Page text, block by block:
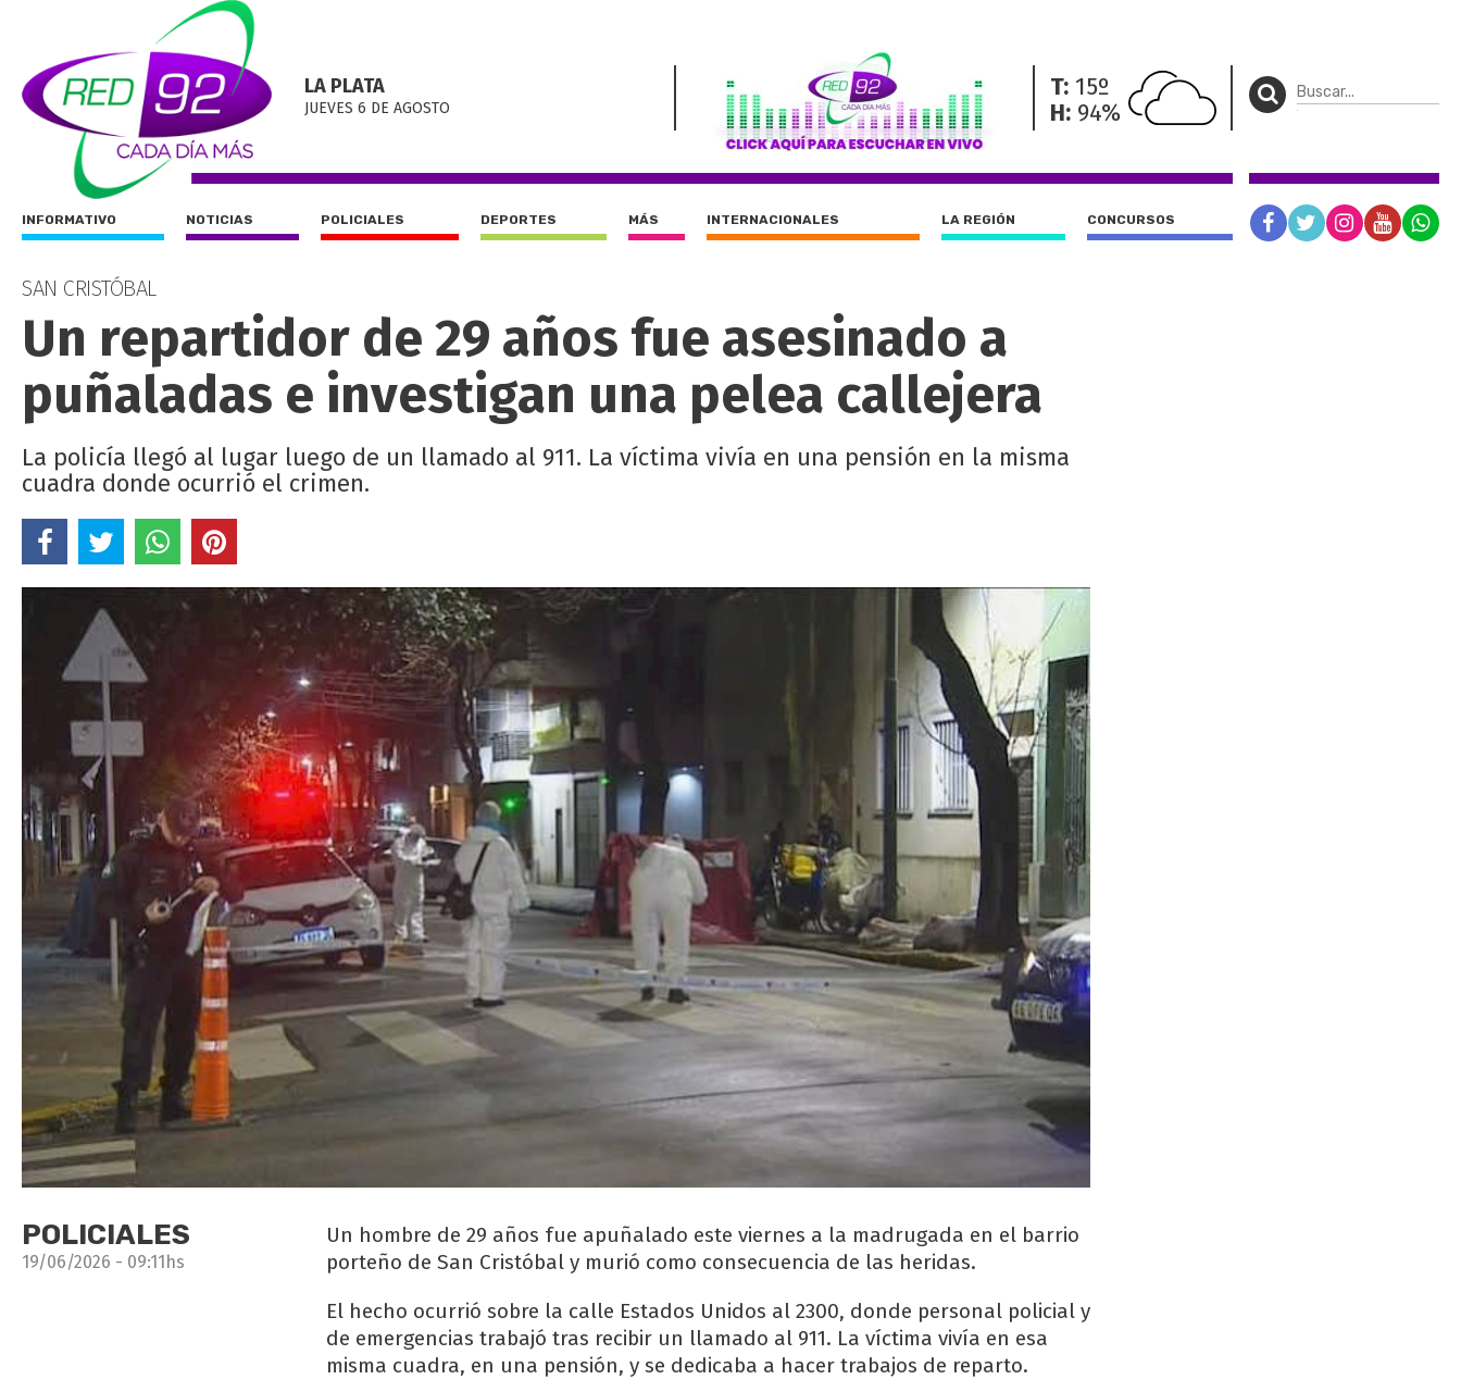
LA PLATA
JUEVES 6 DE AGOSTO
T: 15º
H: 94%
INFORMATIVO NOTICIAS POLICIALES DEPORTES MÁS INTERNACIONALES LA REGIÓN CONCURSOS
SAN CRISTÓBAL
Un repartidor de 29 años fue asesinado a
puñaladas e investigan una pelea callejera
La policía llegó al lugar luego de un llamado al 911. La víctima vivía en una pensión en la misma
cuadra donde ocurrió el crimen.
POLICIALES
19/06/2026 - 09:11hs
Un hombre de 29 años fue apuñalado este viernes a la madrugada en el barrio
porteño de San Cristóbal y murió como consecuencia de las heridas.
El hecho ocurrió sobre la calle Estados Unidos al 2300, donde personal policial y
de emergencias trabajó tras recibir un llamado al 911. La víctima vivía en esa
misma cuadra, en una pensión, y se dedicaba a hacer trabajos de reparto.